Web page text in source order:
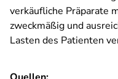
verkäufliche Präparate
zweckmäßig und
Lasten des Patienten